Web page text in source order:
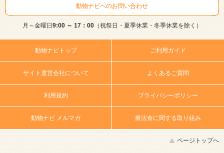
動物ナビへのお問い合わせ
月～金曜日9:00 ～ 17：00（祝祭日・夏季休業・冬季休業を除く）
動物ナビトップ ご利用ガイド
サイト運営会社について よくあるご質問
利用規約 プライバシーポリシー
動物ナビ メルマガ 療法食に関する取り組み
ページトップへ